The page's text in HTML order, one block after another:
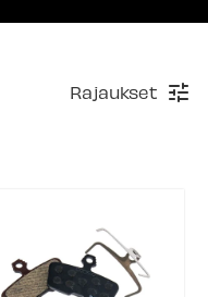
Rajaukset